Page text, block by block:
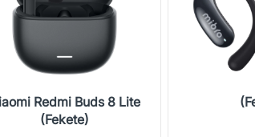
Redmi Buds 8 Lite
(Fekete)